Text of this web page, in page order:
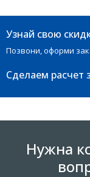
Узнай свою
Позвони, оформи
Сделаем расчет
Нужна